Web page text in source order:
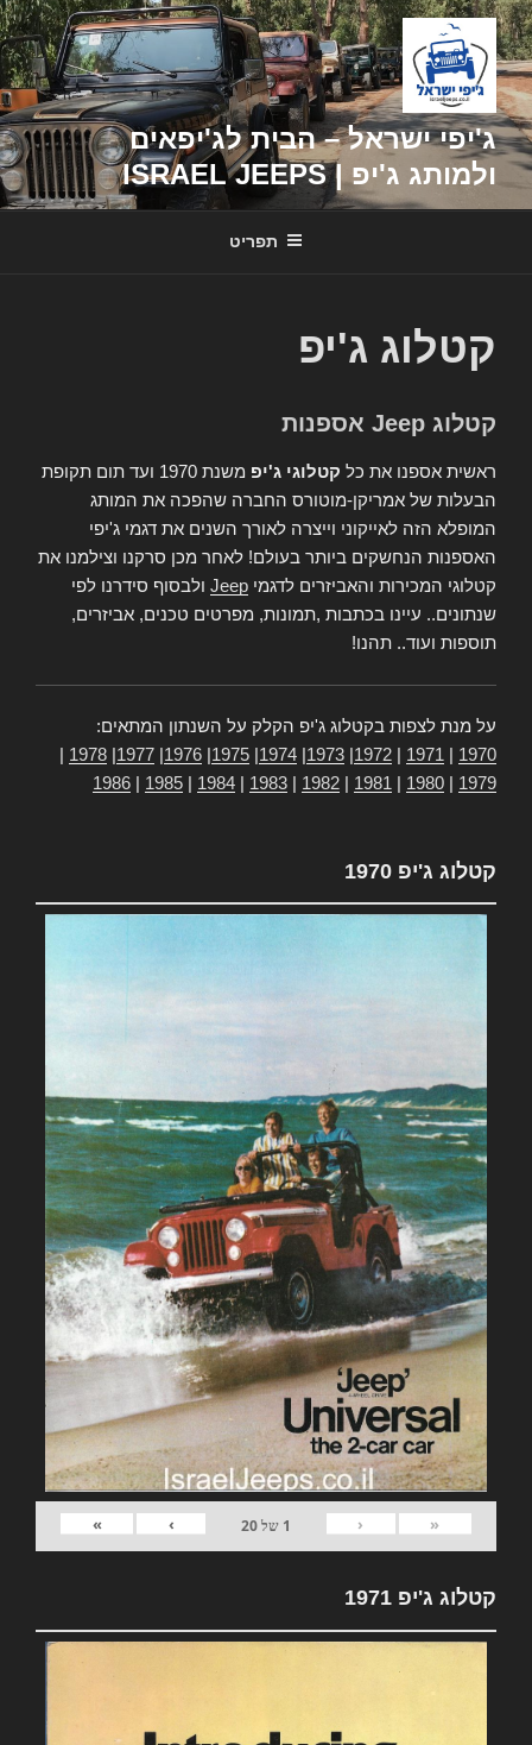
דילוג
לתוכן
ג'יפי ישראל – הבית לג'יפאים
ולמותג ג'יפ | ISRAEL JEEPS
תפריט
קטלוג ג'יפ
קטלוג Jeep אספנות
ראשית אספנו את כל קטלוגי ג'יפ
משנת 1970 ועד תום תקופת
הבעלות של אמריקן-מוטורס החברה שהפכה את המותג
המופלא הזה לאייקוני וייצרה לאורך השנים את דגמי ג'יפי
האספנות הנחשקים ביותר בעולם! לאחר מכן סרקנו וצילמנו את
קטלוגי המכירות והאביזרים לדגמי Jeep ולבסוף סידרנו לפי
שנתונים.. עיינו בכתבות ,תמונות, מפרטים טכנים, אביזרים,
תוספות ועוד.. תהנו!
על מנת לצפות בקטלוג ג'יפ הקלק על השנתון המתאים:
1970
1971
1972
1973
1974
1975
1976
1977
1978
1979
1980
1981
1982
1983
1984
1985
1986
קטלוג ג'יפ 1970
«
‹
1 של20
›
»
קטלוג ג'יפ 1971